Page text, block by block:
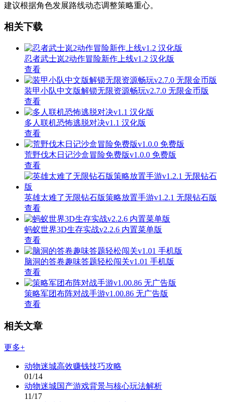
建议根据角色发展路线动态调整策略重心。
相关下载
忍者武士岚2动作冒险新作上线v1.2 汉化版
查看
装甲小队中文版解锁无限资源畅玩v2.7.0 无限金币版
查看
多人联机恐怖逃脱对决v1.1 汉化版
查看
荒野伐木日记沙盒冒险免费版v1.0.0 免费版
查看
英雄太难了无限钻石版策略放置手游v1.2.1 无限钻石版
查看
蚂蚁世界3D生存实战v2.2.6 内置菜单版
查看
脑洞的答卷趣味答题轻松闯关v1.01 手机版
查看
策略军团布阵对战手游v1.00.86 无广告版
查看
相关文章
更多+
动物迷城高效赚钱技巧攻略
01/14
动物迷城国产游戏背景与核心玩法解析
11/17